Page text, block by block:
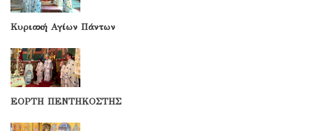
Κυριακή Αγίων Πάντων
ΕΟΡΤΗ ΠΕΝΤΗΚΟΣΤΗΣ